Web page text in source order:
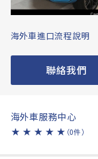
海外車進口流程說明
聯絡我們
海外車服務中心
★ ★ ★ ★ ★ （0件）